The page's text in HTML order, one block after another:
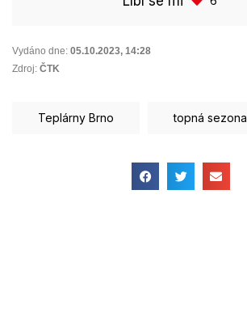
Vydáno dne: 05.10.2023, 14:28
Zdroj: ČTK
Teplárny Brno topná sezona